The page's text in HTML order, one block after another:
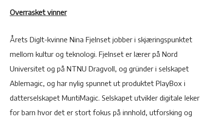
Overrasket vinner
Årets DigIt-kvinne Nina Fjelnset jobber i skjæringspunktet
mellom kultur og teknologi. Fjelnset er lærer på Nord
Universitet og på NTNU Dragvoll, og gründer i selskapet
Ablemagic, og har nylig spunnet ut produktet PlayBox i
datterselskapet MuntiMagic. Selskapet utvikler digitale leker
for barn hvor det er stort fokus på innhold, utforsking og